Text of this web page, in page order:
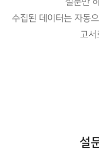
설문만
수집된 데이터는 자동
고서
설